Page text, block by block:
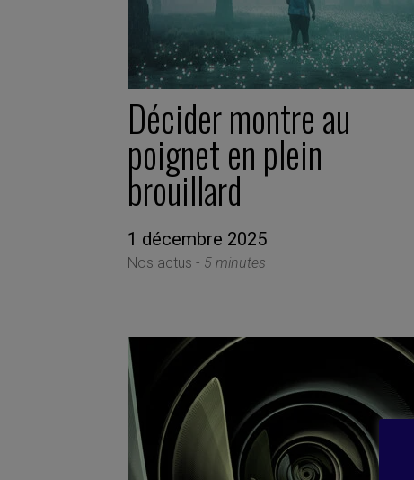
Décider montre au
poignet en plein
brouillard
1 décembre 2025
Nos actus - 5 minutes